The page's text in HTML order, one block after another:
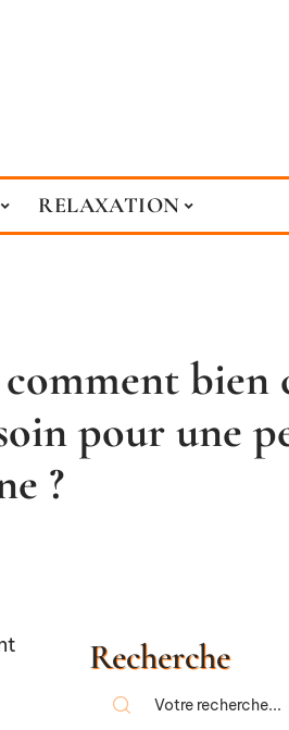
RELAXATION
bien
pour une
?
Recherche